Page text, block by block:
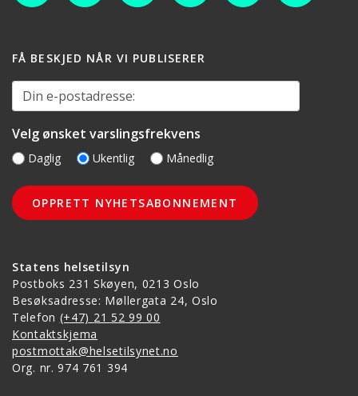
Statens helsetilsyn
Postboks 231 Skøyen, 0213 Oslo
Besøksadresse: Møllergata 24, Oslo
Telefon (+47) 21 52 99 00
Kontaktskjema
postmottak@helsetilsynet.no
Org. nr. 974 761 394
FÅ BESKJED NÅR VI PUBLISERER
Din e-postadresse:
Velg ønsket varslingsfrekvens
Daglig Ukentlig Månedlig